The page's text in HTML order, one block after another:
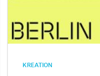
KREATION